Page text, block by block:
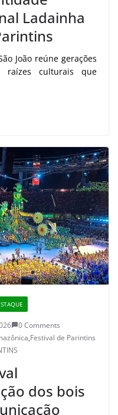
Ladainha
João reúne gerações
culturais que
0 Comments
,Festival de Parintins
dos bois